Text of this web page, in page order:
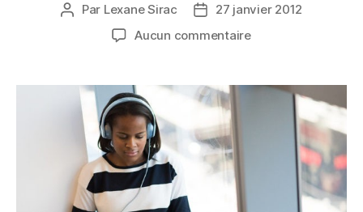
Auteur
Par Lexane Sirac
Date27 janvier 2012
Aucun commentairesur
pour
éliminer